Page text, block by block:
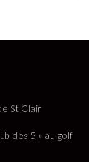
St Clair
des 5 » au golf